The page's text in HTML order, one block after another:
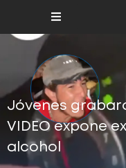
Jóvenes
VIDEO expone
alcohol